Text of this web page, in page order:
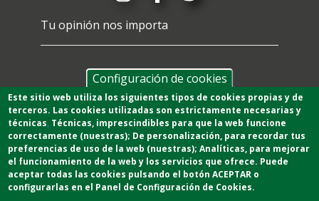
Tu opinión nos importa
Configuración de cookies
Este sitio web utiliza los siguientes tipos de cookies propias y de
terceros. Las cookies utilizadas son estrictamente necesarias y
técnicas, Técnicas, imprescindibles para que la web funcione
correctamente (nuestras); De personalización, para recordar tus
preferencias de uso de la web (nuestras);Analíticas, para mejorar
el funcionamiento de la web y los servicios que ofrece. Puede
aceptar todas las cookies pulsando el botón ACEPTAR o
configurarlas en el Panel de Configuración de Cookies.